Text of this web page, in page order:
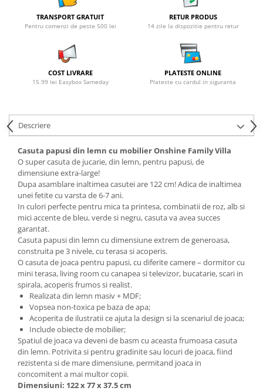
TRANSPORT GRATUIT
Pentru comenzi de peste 500 lei
RETUR PRODUS
14 zile la dispozitie pentru retur
COST LIVRARE
15.99 lei Easybox Sameday
PLATESTE ONLINE
Plateste cu cardul in siguranta
Descriere
Casuta papusi din lemn cu mobilier Onshine Family Villa
O super casuta de jucarie, din lemn, pentru papusi, de
dimensiune extra-large!
Dupa asamblare inaltimea casutei are 122 cm! Adica de inaltimea
unei fetite cu varsta de 6-7 ani.
In culori perfecte pentru mica ta printesa, combinatii de roz, alb si
mici accente de bleu, verde si negru, casuta va avea succes
garantat.
Casuta papusi din lemn cu dimensiune extrem de generoasa,
construita pe 3 nivele, cu terasa si acoperis.
O casuta de joaca pentru papusi, cu diferite camere – dormitor cu
mini terasa, living room cu canapea si televizor, bucatarie, scari in
spirala, acoperis frumos si realist.
Realizata din lemn masiv + MDF;
Vopsea non-toxica pe baza de apa;
Acoperita de ilustratii ce ajuta la design si la scenariul de joaca;
Include obiecte de mobilier;
Spatiul de joaca va deveni de basm cu aceasta frumoasa casuta
din lemn. Potrivita si pentru gradinite sau locuri de joaca, fiind
rezistenta si de mare dimensiune, permitand joaca in
concomitent a mai multor copii.
Dimensiuni: 122 x 77 x 37.5 cm